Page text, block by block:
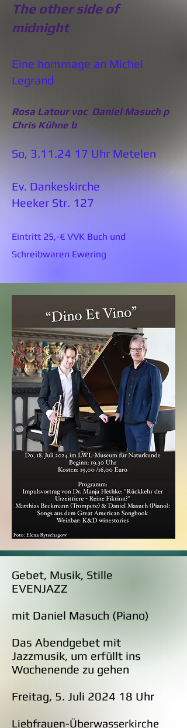
The other side of
midnight
Eine hommage an Michel
Legrand
Rosa Latour voc Daniel Masuch p
Chris Kühne b
So, 3.11.24 17 Uhr Metelen
Ev. Dankeskirche
Heeker Str. 127
Eintritt 25,-€ VVK Buch und
Schreibwaren Ewering
Gebet, Musik, Stille
EVENJAZZ
mit Daniel Masuch (Piano)​
Das Abendgebet mit
Jazzmusik, um erfüllt ins
Wochenende zu gehen
Freitag, 5. Juli 2024 18 Uhr
Liebfrauen-Überwasserkirche